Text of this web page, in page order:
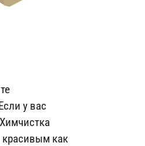
у вас
красивым как